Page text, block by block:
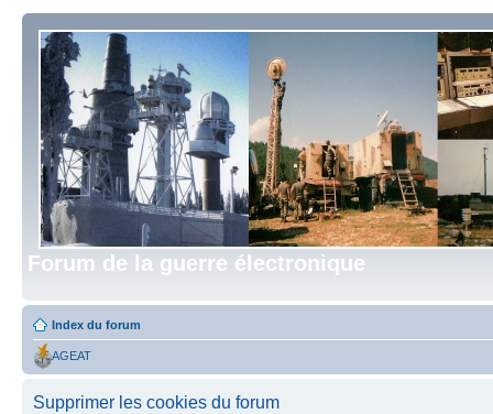
Forum de la guerre électronique
Index du forum
AGEAT
Supprimer les cookies du forum